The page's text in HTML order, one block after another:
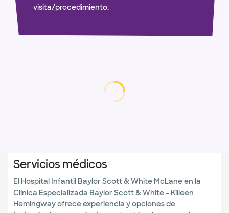
visita/procedimiento.
cargando...
cargando
Servicios médicos
El Hospital Infantil Baylor Scott & White McLane en la
Clínica Especializada Baylor Scott & White - Killeen
Hemingway ofrece experiencia y opciones de